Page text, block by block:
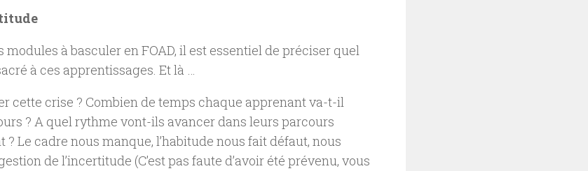
modules à basculer en FOAD, il est essentiel de préciser quel
à ces apprentissages. Et là …
cette crise ? Combien de temps chaque apprenant va-t-il
? A quel rythme vont-ils avancer dans leurs parcours
Le cadre nous manque, l’habitude nous fait défaut, nous
de l’incertitude (C’est pas faute d’avoir été prévenu, vous